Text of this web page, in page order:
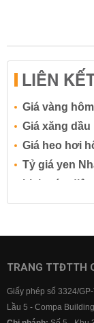
LIÊN
Giá vàng
Giá xăng dầu
Giá heo hơi
Tỷ giá yen
Lịch cúp điện
Lãi suất tiết
Lãi suất
Lãi suất
TRANG TTĐTTH
Giấy phép số 3324/
Lầu 5 - Compa